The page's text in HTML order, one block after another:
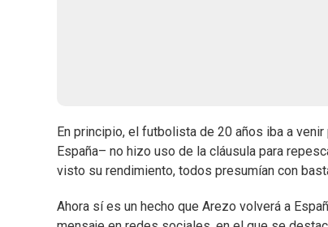
En principio, el futbolista de 20 años iba a
España– no hizo uso de la cláusula para
visto su rendimiento, todos presumían con
Ahora sí es un hecho que Arezo volverá a